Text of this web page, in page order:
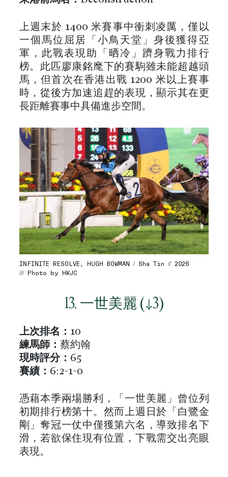
上週末於 1400 米賽事中衝刺凌厲，僅以
一個馬位屈居「小鳥天堂」身後獲得亞
軍，此戰表現助「晒冷」躋身戰力排行
榜。此匹廖康銘麾下的賽駒雖未能超越頭
馬，但首次在香港出戰 1200 米以上賽事
時，從後方加速追趕的表現，顯示其在更
長距離賽事中具備進步空間。
INFINITE RESOLVE, HUGH BOWMAN / Sha Tin // 2026
/// Photo by HKJC
13. 一世美麗 (↓3)
上次排名： 10
練馬師： 蔡約翰
現時評分： 65
賽績： 6:2-1-0
憑藉本季兩場勝利，「一世美麗」曾位列
初期排行榜第十。然而上週日於「白鷺金
剛」奪冠一仗中僅獲第六名，導致排名下
滑，若欲保住現有位置，下戰需交出亮眼
表現。